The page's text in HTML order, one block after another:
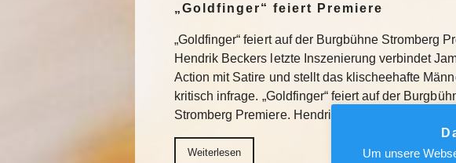
„Goldfinger“ feiert Premiere
„Goldfinger“ feiert auf der Burgbühne Stromberg
Hendrik Beckers letzte Inszenierung verbindet
Action mit Satire und stellt das klischeehafte
kritisch infrage. „Goldfinger“ feiert auf der
Stromberg Premiere. Hendrik Beckers…
Weiterlesen
Um unsere